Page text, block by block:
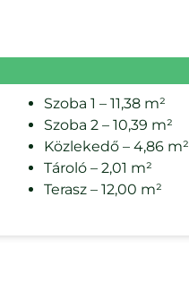
Szoba 1 – 11,38 m²
Szoba 2 – 10,39 m²
Közlekedő – 4,86 m²
Tároló – 2,01 m²
Terasz – 12,00 m²